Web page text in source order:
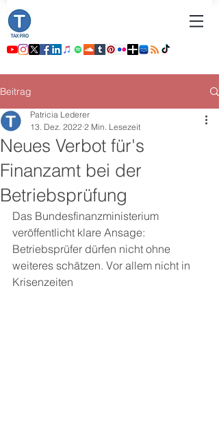
Beitrag
Neues Verbot für's
Finanzamt bei der
Betriebsprüfung
Patricia Lederer
13. Dez. 2022 2 Min. Lesezeit
Das Bundesfinanzministerium
veröffentlicht klare Ansage:
Betriebsprüfer dürfen nicht ohne
weiteres schätzen. Vor allem nicht in
Krisenzeiten